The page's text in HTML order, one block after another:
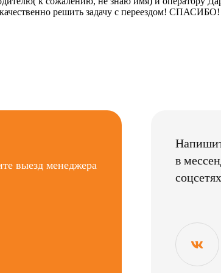
решить задачу с переездом! СПАСИБО!
выезд менеджера
в
соцсетях